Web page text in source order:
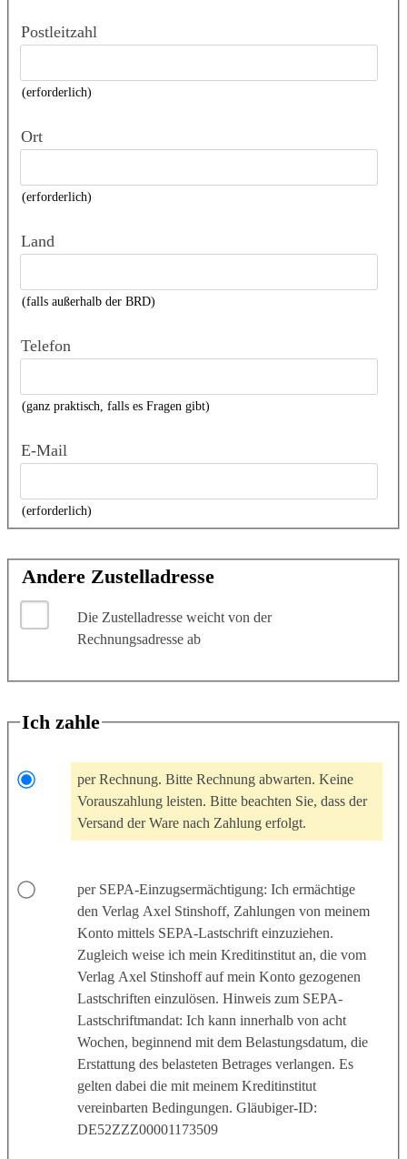
Postleitzahl
(erforderlich)
Ort
(erforderlich)
Land
(falls außerhalb der BRD)
Telefon
(ganz praktisch, falls es Fragen gibt)
E-Mail
(erforderlich)
Andere Zustelladresse
Die Zustelladresse weicht von der
Rechnungsadresse ab
Ich zahle
per Rechnung. Bitte Rechnung abwarten. Keine
Vorauszahlung leisten. Bitte beachten Sie, dass der
Versand der Ware nach Zahlung erfolgt.
per SEPA-Einzugsermächtigung: Ich ermächtige
den Verlag Axel Stinshoff, Zahlungen von meinem
Konto mittels SEPA-Lastschrift einzuziehen.
Zugleich weise ich mein Kreditinstitut an, die vom
Verlag Axel Stinshoff auf mein Konto gezogenen
Lastschriften einzulösen. Hinweis zum SEPA-
Lastschriftmandat: Ich kann innerhalb von acht
Wochen, beginnend mit dem Belastungsdatum, die
Erstattung des belasteten Betrages verlangen. Es
gelten dabei die mit meinem Kreditinstitut
vereinbarten Bedingungen. Gläubiger-ID:
DE52ZZZ00001173509